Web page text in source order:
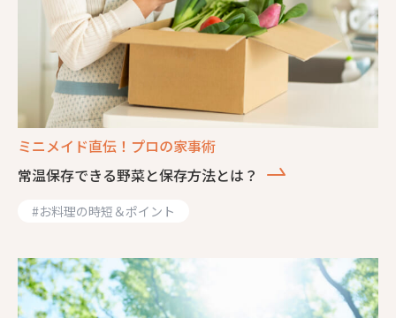
ミニメイド直伝！プロの家事術
常温保存できる野菜と保存方法とは？
#お料理の時短＆ポイント